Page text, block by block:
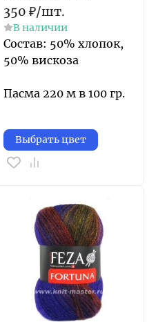
350 ₽/шт.
В наличии
Состав: 50% хлопок,
50% вискоза
Пасма 220 м в 100 гр.
Выбрать цвет